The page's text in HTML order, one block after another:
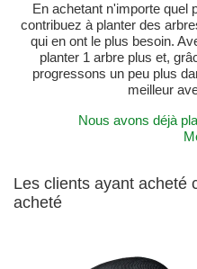
En achetant n'importe quel
contribuez à planter des
qui en ont le plus besoin.
planter 1 arbre plus et,
progressons un peu plus
meilleur
Nous avons déjà
Les clients ayant acheté
acheté